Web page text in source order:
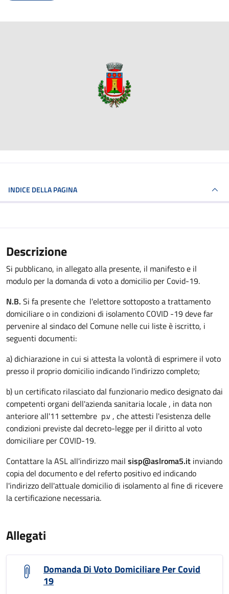
INDICE DELLA PAGINA
Descrizione
Si pubblicano, in allegato alla presente, il manifesto e il
modulo per la domanda di voto a domicilio per Covid-19.
N.B. Si fa presente che l'elettore sottoposto a trattamento
domiciliare o in condizioni di isolamento COVID -19 deve far
pervenire al sindaco del Comune nelle cui liste è iscritto, i
seguenti documenti:
a) dichiarazione in cui si attesta la volontà di esprimere il voto
presso il proprio domicilio indicando l'indirizzo completo;
b) un certificato rilasciato dal funzionario medico designato dai
competenti organi dell'azienda sanitaria locale , in data non
anteriore all'11 settembre p.v , che attesti l'esistenza delle
condizioni previste dal decreto-legge per il diritto al voto
domiciliare per COVID-19.
Contattare la ASL all'indirizzo mail sisp@aslroma5.it inviando
copia del documento e del referto positivo ed indicando
l'indirizzo dell'attuale domicilio di isolamento al fine di ricevere
la certificazione necessaria.
Allegati
Domanda Di Voto Domiciliare Per Covid
19